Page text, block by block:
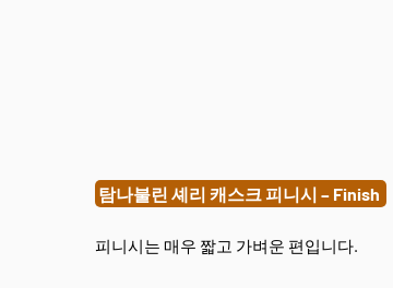
탐나불린 셰리 캐스크 피니시 – Finish
피니시는 매우 짧고 가벼운 편입니다.